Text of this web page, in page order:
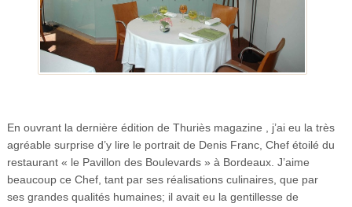
En ouvrant la dernière édition de Thuriès magazine , j’ai eu la très
agréable surprise d’y lire le portrait de Denis Franc, Chef étoilé du
restaurant « le Pavillon des Boulevards » à Bordeaux. J’aime
beaucoup ce Chef, tant par ses réalisations culinaires, que par
ses grandes qualités humaines; il avait eu la gentillesse de